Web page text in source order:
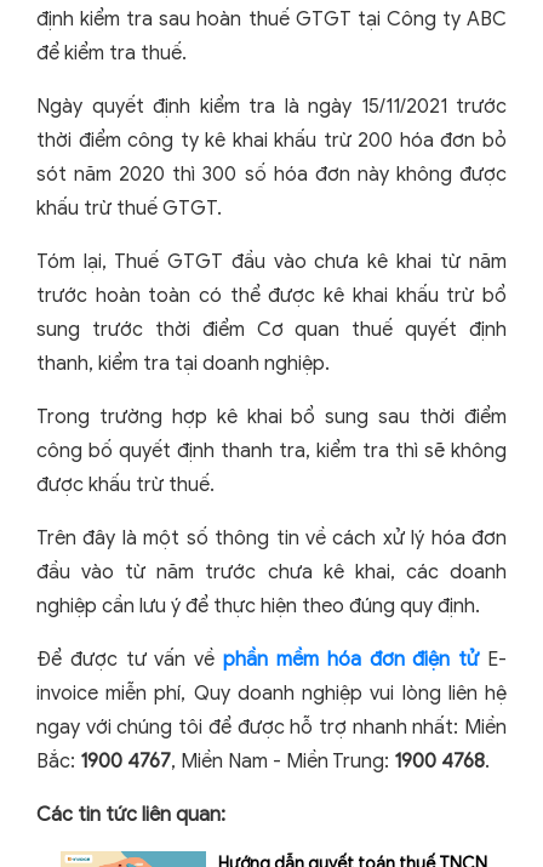
định kiểm tra sau hoàn thuế GTGT tại Công ty ABC
để kiểm tra thuế.
Ngày quyết định kiểm tra là ngày 15/11/2021 trước
thời điểm công ty kê khai khấu trừ 200 hóa đơn bỏ
sót năm 2020 thì 300 số hóa đơn này không được
khấu trừ thuế GTGT.
Tóm lại, Thuế GTGT đầu vào chưa kê khai từ năm
trước hoàn toàn có thể được kê khai khấu trừ bổ
sung trước thời điểm Cơ quan thuế quyết định
thanh, kiểm tra tại doanh nghiệp.
Trong trường hợp kê khai bổ sung sau thời điểm
công bố quyết định thanh tra, kiểm tra thì sẽ không
được khấu trừ thuế.
Trên đây là một số thông tin về cách xử lý hóa đơn
đầu vào từ năm trước chưa kê khai, các doanh
nghiệp cần lưu ý để thực hiện theo đúng quy định.
Để được tư vấn vềphần mềm hóa đơn điện tửE-
invoice miễn phí, Quy doanh nghiệp vui lòng liên hệ
ngay với chúng tôi để được hỗ trợ nhanh nhất: Miền
Bắc: 1900 4767, Miền Nam - Miền Trung: 1900 4768.
Các tin tức liên quan: